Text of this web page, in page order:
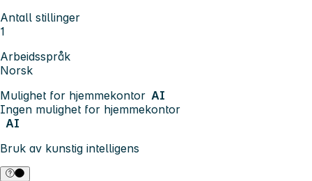
Antall stillinger
1
Arbeidsspråk
Norsk
Mulighet for hjemmekontor AI
Ingen mulighet for hjemmekontor
AI
Bruk av kunstig intelligens